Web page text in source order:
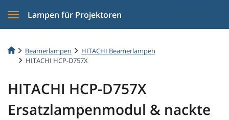
Lampen für Projektoren
Beamerlampen
HITACHI Beamerlampen
HITACHI HCP-D757X
HITACHI HCP-D757X
Ersatzlampenmodul & nackte